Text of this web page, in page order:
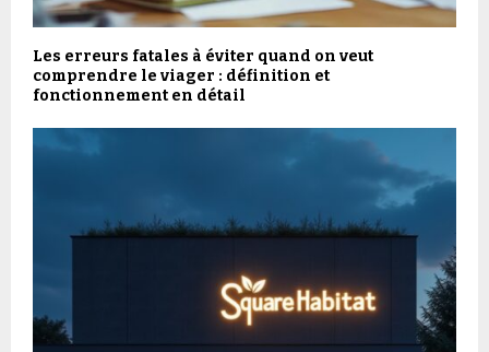
Les erreurs fatales à éviter quand on veut
comprendre le viager : définition et
fonctionnement en détail